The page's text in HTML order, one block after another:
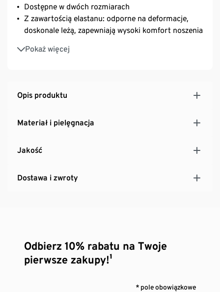
Dostępne w dwóch rozmiarach
Z zawartością elastanu: odporne na deformacje,
doskonale leżą, zapewniają wysoki komfort noszenia
Pokaż więcej
Produkt wspiera inicjatywę Cotton made in Africa
Opis produktu
Materiał i pielęgnacja
Jakość
Dostawa i zwroty
Odbierz 10% rabatu na Twoje
pierwsze zakupy!¹
* pole obowiązkowe